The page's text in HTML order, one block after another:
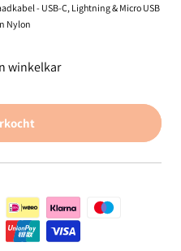
- USB-C, Lightning & Micro USB
Nylon
winkelkar